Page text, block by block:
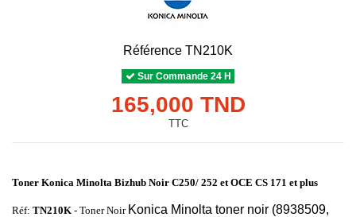
Référence TN210K
Sur Commande 24 H
165,000 TND
TTC
Toner Konica Minolta Bizhub Noir C250/ 252 et OCE CS 171 et plus
Réf: TN210K - Toner Noir Konica Minolta toner noir (8938509,